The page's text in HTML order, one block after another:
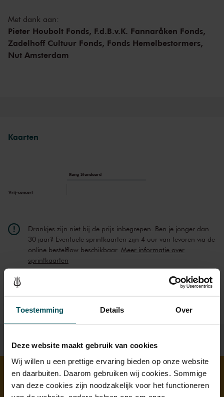
Toestemming Details Over
Deze website maakt gebruik van cookies
Wij willen u een prettige ervaring bieden op onze website
en daarbuiten. Daarom gebruiken wij cookies. Sommige
van deze cookies zijn noodzakelijk voor het functioneren
Met dank aan:
Pieter Houbolt Fonds, F.d.B.v.K. Fannaråken Fonds,
Zadelhoff Cultuur Fonds, Fonds Hemelbestormers,
Nut Amsterdam
Kaarten
Rang Standaard
Vrij-concert
Drankjes zijn niet bij de prijs inbegrepen. Ben je jonger dan
30 jaar? Eventuele sprintkaarten zijn 4 uur van tevoren via de
online bestelflow beschikbaar. Meer informatie over
sprintkaarten
Voor dit Lunchconcert heeft u een gratis toegangskaart
Ontdek meer